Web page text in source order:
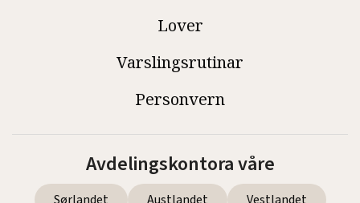
Lover
Varslingsrutinar
Personvern
Avdelingskontora våre